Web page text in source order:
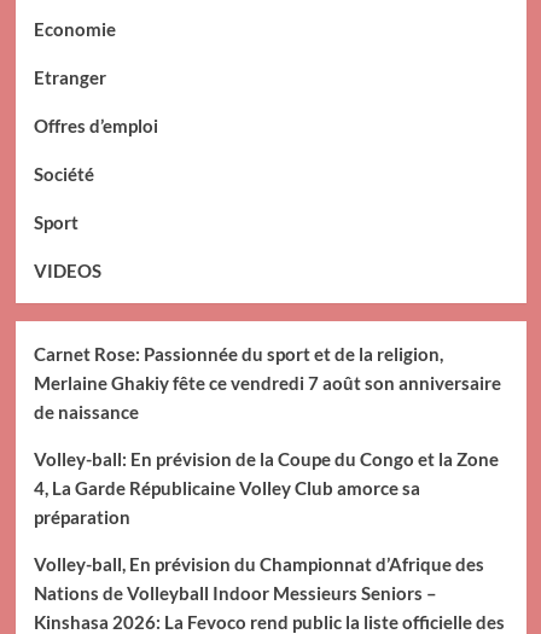
Economie
Etranger
Offres d’emploi
Société
Sport
VIDEOS
Carnet Rose: Passionnée du sport et de la religion,
Merlaine Ghakiy fête ce vendredi 7 août son anniversaire
de naissance
Volley-ball: En prévision de la Coupe du Congo et la Zone
4, La Garde Républicaine Volley Club amorce sa
préparation
Volley-ball, En prévision du Championnat d’Afrique des
Nations de Volleyball Indoor Messieurs Seniors –
Kinshasa 2026: La Fevoco rend public la liste officielle des